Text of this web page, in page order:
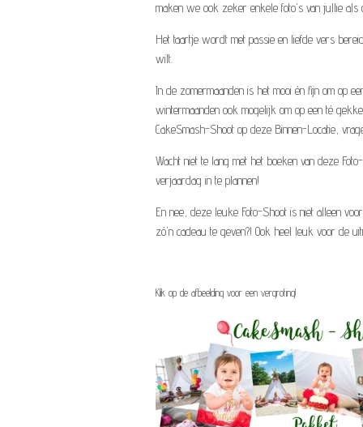
maken we ook zeker enkele foto's van jullie als
Het taartje wordt met passie en liefde vers
wilt.
In de zomermaanden is het mooi én fijn om op
wintermaanden ook mogelijk om op een té
CakeSmash-Shoot op deze Binnen-Locatie,
Wacht niet te lang met het boeken van deze
verjaardag in te plannen!
En nee, deze leuke Foto-Shoot is niet alleen
zó'n cadeau te geven?! Ook heel leuk voor de
Klik op de afbeelding voor een vergroting!